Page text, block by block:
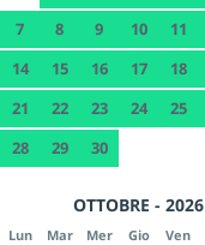
7
8 9 10 11
14
15 16 17 18
21
22 23 24 25
28
29 30
OTTOBRE - 2026
Lun Mar Mer Gio Ven